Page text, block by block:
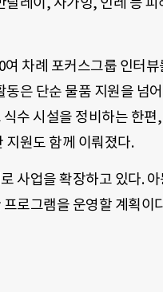
차례 포커스그룹 인터
은 단순 물품 지원을 넘
수 시설을 정비하는 한
지원도 함께 이뤄졌다.
사업을 확장하고 있다.
로그램을 운영할 계획이